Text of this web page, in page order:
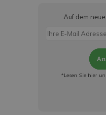
Auf dem
*Lesen Sie hier